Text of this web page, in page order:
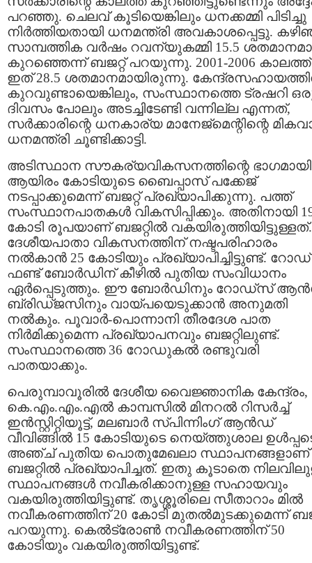
പറഞ്ഞു. ചെലവ് കൂടിയെങ്കിലും ധനക്കമ്മി പിടിച്ചു
നിര്‍ത്തിയതായി ധനമന്ത്രി അവകാശപ്പെട്ടു.
സാമ്പത്തിക വര്‍ഷം റവന്യുകമ്മി 15.5
കുറഞ്ഞെന്ന് ബജറ്റ് പറയുന്നു. 2001-2006 കാലത്ത്
ഇത് 28.5 ശതമാനമായിരുന്നു.
കുറവുണ്ടായെങ്കിലും, സംസ്ഥാനത്തെ ട്രഷറി
ദിവസം പോലും അടച്ചിടേണ്ടി വന്നില്ല എന്നത്,
സര്‍ക്കാരിന്റെ ധനകാര്യ മാനേജ്‌മെന്റിന്റെ
ധനമന്ത്രി ചൂണ്ടിക്കാട്ടി.
അടിസ്ഥാന സൗകര്യവികസനത്തിന്റെ ഭാഗമായി
ആയിരം കോടിയുടെ ബൈപ്പാസ് പക്കേജ്
നടപ്പാക്കുമെന്ന് ബജറ്റ് പ്രഖ്യാപിക്കുന്നു. പത്ത്
സംസ്ഥാനപാതകള്‍ വികസിപ്പിക്കും. അതിനായി
കോടി രൂപയാണ് ബജറ്റില്‍ വകയിരുത്തിയിട്ടുള്ളത്.
ദേശീയപാതാ വികസനത്തിന് നഷ്ടപരിഹാരം
നല്‍കാന്‍ 25 കോടിയും പ്രഖ്യാപിച്ചിട്ടുണ്ട്. റോഡ്
ഫണ്ട് ബോര്‍ഡിന് കീഴില്‍ പുതിയ സംവിധാനം
ഏര്‍പ്പെടുത്തും. ഈ ബോര്‍ഡിനും റോഡ്‌സ്
ബ്രിഡ്ജസിനും വായ്പയെടുക്കാന്‍ അനുമതി
നല്‍കും. പൂവാര്‍-പൊന്നാനി തീരദേശ പാത
നിര്‍മിക്കുമെന്ന പ്രഖ്യാപനവും ബജറ്റിലുണ്ട്.
സംസ്ഥാനത്തെ 36 റോഡുകല്‍ രണ്ടുവരി
പാതയാക്കും.
പെരുമ്പാവൂരില്‍ ദേശീയ വൈജ്ഞാനിക കേന്ദ്രം,
കെ.എം.എം.എല്‍ കാമ്പസില്‍ മിനറല്‍ റിസര്‍ച്ച്
ഇന്‍സ്റ്റിറ്റിയൂട്ട്, മലബാര്‍ സ്​പിന്നിംഗ് ആന്‍ഡ്
വീവിങ്ങില്‍ 15 കോടിയുടെ നെയ്ത്തുശാല
അഞ്ച് പുതിയ പൊതുമേഖലാ സ്ഥാപനങ്ങളാണ്
ബജറ്റില്‍ പ്രഖ്യാപിച്ചത്. ഇതു കൂടാതെ
സ്ഥാപനങ്ങള്‍ നവീകരിക്കാനുള്ള സഹായവും
വകയിരുത്തിയിട്ടുണ്ട്. തൃശ്ശൂരിലെ സീതാറാം മില്‍
നവീകരണത്തിന് 20 കോടി മുതല്‍മുടക്കുമെന്ന്
പറയുന്നു. കെല്‍ട്രോണ്‍ നവീകരണത്തിന് 50
കോടിയും വകയിരുത്തിയിട്ടുണ്ട്.